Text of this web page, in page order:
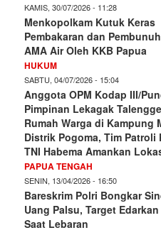
KAMIS, 30/07/2026 - 11:28
Menkopolkam Kutuk Keras
Pembakaran dan
AMA Air Oleh KKB Papua
HUKUM
SABTU, 04/07/2026 - 15:04
Anggota OPM Kodap III/
Pimpinan Lekagak
Rumah Warga di Kampung
Distrik Pogoma, Tim Patroli
TNI Habema Amankan
PAPUA TENGAH
SENIN, 13/04/2026 - 16:50
Bareskrim Polri Bongkar
Uang Palsu, Target
Saat Lebaran